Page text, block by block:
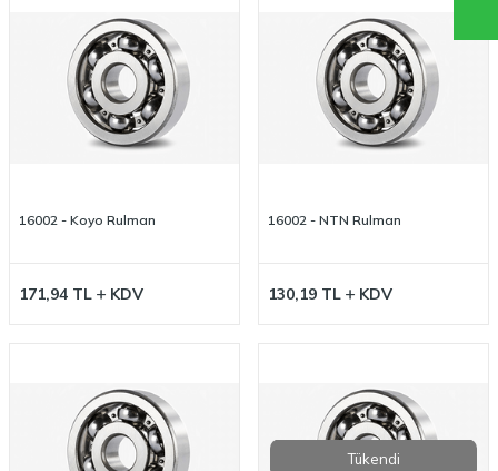
16002 - Koyo Rulman
171,94 TL KDV
16002 - NTN Rulman
130,19 TL KDV
Tükendi